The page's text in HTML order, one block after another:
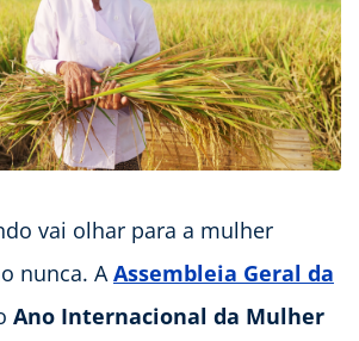
vai olhar para a mulher
nunca. AAssembleia Geral da
Ano Internacional da Mulher